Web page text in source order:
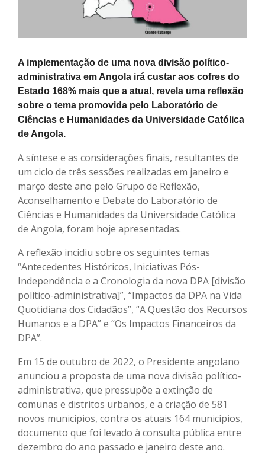
A implementação de uma nova divisão político-
administrativa em Angola irá custar aos cofres do
Estado 168% mais que a atual, revela uma reflexão
sobre o tema promovida pelo Laboratório de
Ciências e Humanidades da Universidade Católica
de Angola.
A síntese e as considerações finais, resultantes de
um ciclo de três sessões realizadas em janeiro e
março deste ano pelo Grupo de Reflexão,
Aconselhamento e Debate do Laboratório de
Ciências e Humanidades da Universidade Católica
de Angola, foram hoje apresentadas.
A reflexão incidiu sobre os seguintes temas
“Antecedentes Históricos, Iniciativas Pós-
Independência e a Cronologia da nova DPA [divisão
político-administrativa]”, “Impactos da DPA na Vida
Quotidiana dos Cidadãos”, “A Questão dos Recursos
Humanos e a DPA” e “Os Impactos Financeiros da
DPA”.
Em 15 de outubro de 2022, o Presidente angolano
anunciou a proposta de uma nova divisão político-
administrativa, que pressupõe a extinção de
comunas e distritos urbanos, e a criação de 581
novos municípios, contra os atuais 164 municípios,
documento que foi levado à consulta pública entre
dezembro do ano passado e janeiro deste ano.